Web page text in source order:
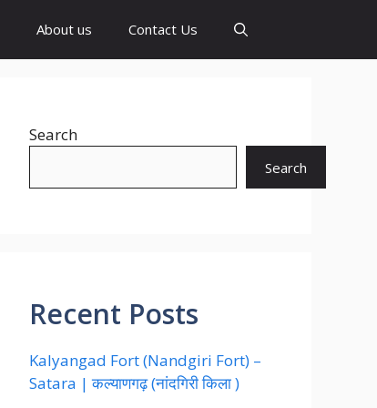
About us Contact Us
Search
Search
Recent Posts
Kalyangad Fort (Nandgiri Fort) –
Satara | कल्याणगढ़ (नांदगिरी किला )